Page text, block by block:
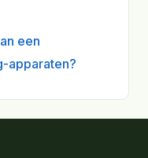
een
apparaten?